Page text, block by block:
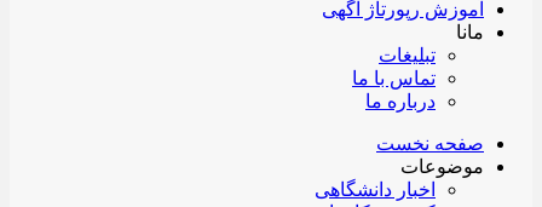
آموزش رپورتاژ آگهی
مانا
تبلیغات
تماس با ما
درباره ما
صفحه نخست
موضوعات
اخبار دانشگاهی